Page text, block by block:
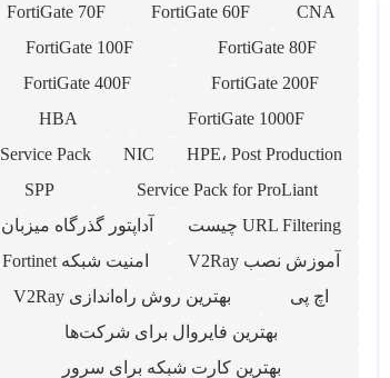
CNA
FortiGate 60F
FortiGate 70F
FortiGate 80F
FortiGate 100F
FortiGate 200F
FortiGate 400F
FortiGate 1000F
HBA
HPE، Post Production
NIC
Service Pack
Service Pack for ProLiant
SPP
URL Filtering چیست
آداپتور گذرگاه میزبان
آموزش نصب V2Ray
امنیت شبکه Fortinet
اچ پی
بهترین روش راه‌اندازی V2Ray
بهترین فایروال برای شرکت‌ها
بهترین کارت شبکه برای سرور